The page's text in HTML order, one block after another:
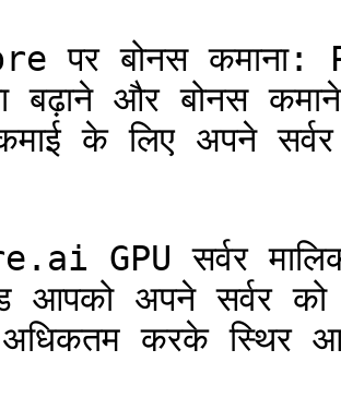
पर बोनस कमाना:
बढ़ाने और बोनस
कमाई के लिए अपने
GPU सर्वर
आपको अपने सर्वर
अधिकतम करके स्थिर